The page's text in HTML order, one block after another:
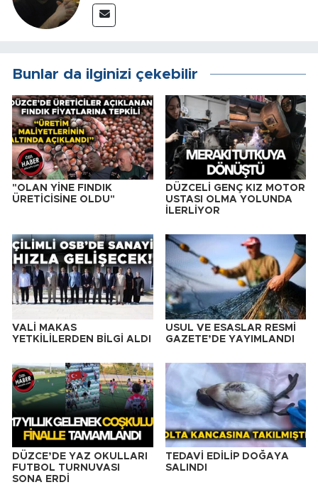
Bunlar da ilginizi çekebilir
"OLAN YİNE FINDIK
ÜRETİCİSİNE OLDU"
DÜZCELİ GENÇ KIZ MOTOR
USTASI OLMA YOLUNDA
İLERLİYOR
VALİ MAKAS
YETKİLİLERDEN BİLGİ ALDI
USUL VE ESASLAR RESMİ
GAZETE’DE YAYIMLANDI
DÜZCE’DE YAZ OKULLARI
FUTBOL TURNUVASI
SONA ERDİ
TEDAVİ EDİLİP DOĞAYA
SALINDI